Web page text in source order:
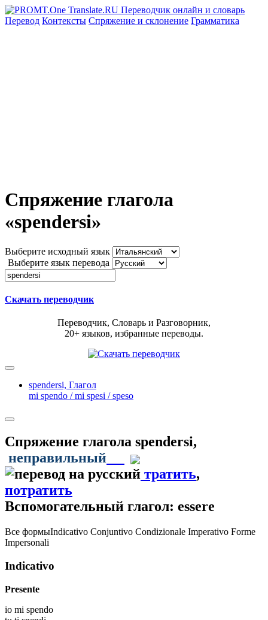
Перевод Контексты Спряжение и склонение Грамматика
Спряжение глагола
«spendersi»
Выберите исходный язык
Выберите язык перевода
Скачать переводчик
Переводчик, Словарь и Разговорник,
20+ языков, избранные переводы.
spendersi, Глагол
mi spendo / mi spesi / speso
Спряжение глагола spendersi,
неправильный
тратить,
потратить
Вспомогательный глагол: essere
Все формыIndicativo Conjuntivo Condizionale Imperativo Forme
Impersonali
Indicativo
Presente
io mi spendo